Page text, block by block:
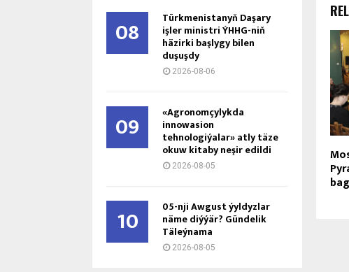
08 Türkmenistanyň Daşary
işler ministri ÝHHG-niň
häzirki başlygy bilen
duşuşdy
2026-08-06
09 «Agronomçylykda
innowasion
tehnologiýalar» atly täze
okuw kitaby neşir edildi
2026-08-05
10 05-nji Awgust ýyldyzlar
näme diýýär? Gündelik
Täleýnama
2026-08-05